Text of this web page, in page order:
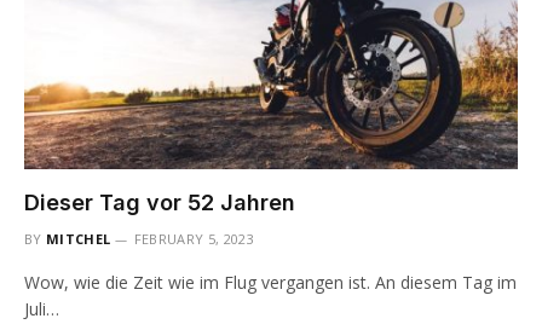
Dieser Tag vor 52 Jahren
BY MITCHEL FEBRUARY 5, 2023
Wow, wie die Zeit wie im Flug vergangen ist. An diesem Tag im
Juli…